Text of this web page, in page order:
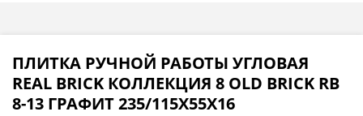
ПЛИТКА РУЧНОЙ РАБОТЫ УГЛОВАЯ
REAL BRICK КОЛЛЕКЦИЯ 8 OLD BRICK RB
8-13 ГРАФИТ 235/115Х55Х16